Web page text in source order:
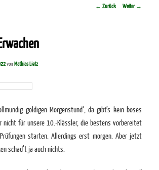
Beitrags-
← Zurück Weiter →
vonMathias Lietz
goldigen Morgenstund‘, da gibt’s kein böses
nicht für unsere 10.-Klässler, die bestens vorbereitet
starten. Allerdings erst morgen. Aber jetzt
schad’t ja auch nichts.